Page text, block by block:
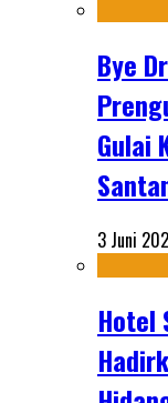
Bye
Gulai
3 Juni
Hotel